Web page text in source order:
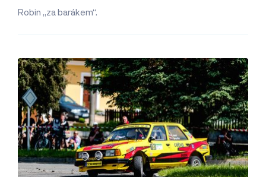
Robin „za barákem“.